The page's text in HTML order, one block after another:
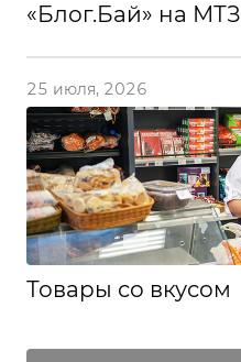
«Блог.Бай» на МТЗ
25 июля, 2026
Товары со вкусом